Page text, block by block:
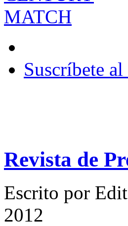
Suscríbete
Revista de
Escrito por
2012